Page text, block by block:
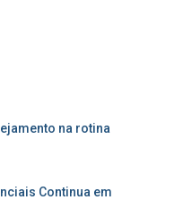
na rotina
Continua em